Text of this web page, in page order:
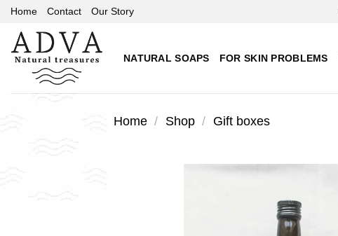
Skip
content
Home Contact Our Story
NATURAL SOAPS FOR SKIN PROBLEMS
Home / Shop / Gift boxes